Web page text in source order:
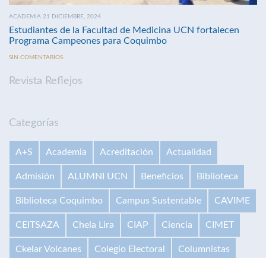
ACADEMIA 21 DICIEMBRE, 2024
Estudiantes de la Facultad de Medicina UCN fortalecen
Programa Campeones para Coquimbo
SIN COMENTARIOS
Revista Reflejos
Categorías
A+S Academia Acreditación Actualidad
Admisión ALUMNI UCN Beneficios Biblioteca
Biblioteca Coquimbo Campus Sustentable CAVIME
CEITSAZA Chela Lira CIAP Ciencia CIMET
Ckelar Volcanes Colegio Electoral Columnistas